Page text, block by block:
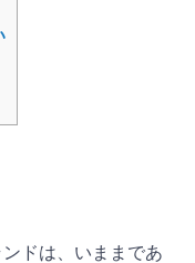
ドは、いままであ